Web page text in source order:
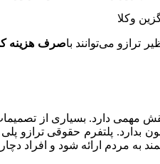
ترازو می‌توانند باصرف هزینه
دارد. بسیاری از تصمیمات
بدارد. پلتفرم حقوقی
به مردم ارائه شود و افراد